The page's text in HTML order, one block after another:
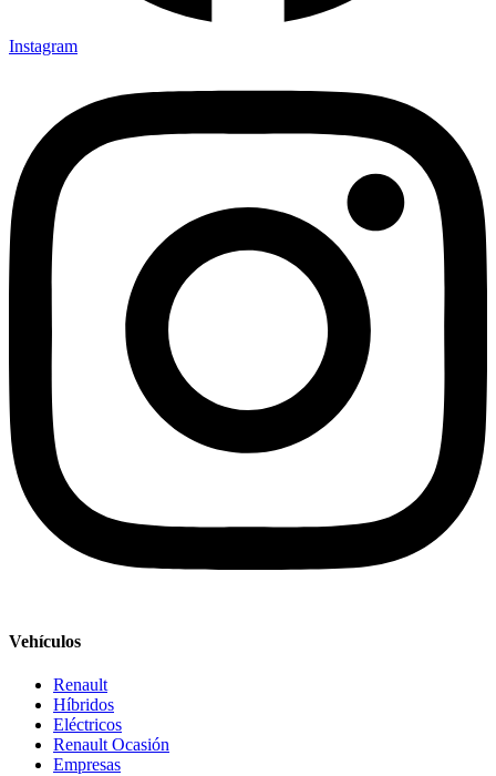
Instagram
Vehículos
Renault
Híbridos
Eléctricos
Renault Ocasión
Empresas